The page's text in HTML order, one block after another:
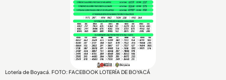
Lotería de Boyacá. FOTO: FACEBOOK LOTERÍA DE BOYACÁ